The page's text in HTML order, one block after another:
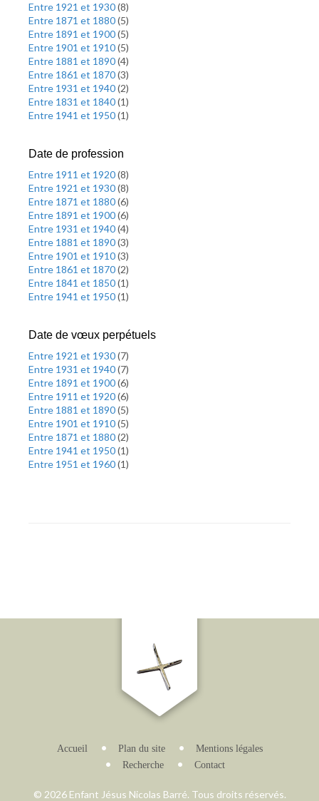
Entre 1921 et 1930(8)
Entre 1871 et 1880(5)
Entre 1891 et 1900(5)
Entre 1901 et 1910(5)
Entre 1881 et 1890(4)
Entre 1861 et 1870(3)
Entre 1931 et 1940(2)
Entre 1831 et 1840(1)
Entre 1941 et 1950(1)
Date de profession
Entre 1911 et 1920(8)
Entre 1921 et 1930(8)
Entre 1871 et 1880(6)
Entre 1891 et 1900(6)
Entre 1931 et 1940(4)
Entre 1881 et 1890(3)
Entre 1901 et 1910(3)
Entre 1861 et 1870(2)
Entre 1841 et 1850(1)
Entre 1941 et 1950(1)
Date de vœux perpétuels
Entre 1921 et 1930(7)
Entre 1931 et 1940(7)
Entre 1891 et 1900(6)
Entre 1911 et 1920(6)
Entre 1881 et 1890(5)
Entre 1901 et 1910(5)
Entre 1871 et 1880(2)
Entre 1941 et 1950(1)
Entre 1951 et 1960(1)
Accueil Plan du site
Mentions légales
Recherche
Contact
© 2026 Enfant Jésus Nicolas Barré. Tous droits réservés.